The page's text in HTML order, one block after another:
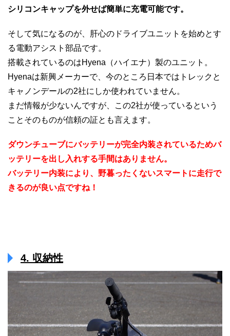
シリコンキャップを外せば簡単に充電可能です。
そして気になるのが、肝心のドライブユニットを始めとす
る電動アシスト部品です。
搭載されているのはHyena（ハイエナ）製のユニット。
Hyenaは新興メーカーで、今のところ日本ではトレックと
キャノンデールの2社にしか使われていません。
まだ情報が少ないんですが、この2社が使っているという
ことそのものが信頼の証とも言えます。
ダウンチューブにバッテリーが完全内装されているためバ
ッテリーを出し入れする手間はありません。
バッテリー内装により、野暮ったくないスマートに走行で
きるのが良い点ですね！
4. 収納性